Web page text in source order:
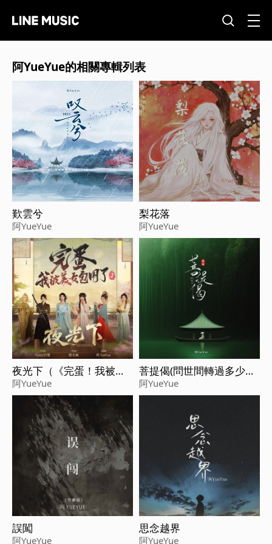
阿YueYue的相關專輯列表
歎雲兮
阿YueYue
梨花落
阿YueYue
夜光下（《完蛋！我被美
女包圍了！2》主題曲）
阿YueYue
菩提偈(問世間轉過多少流
年)
阿YueYue
誤闖
阿YueYue
思念越界
阿YueYue